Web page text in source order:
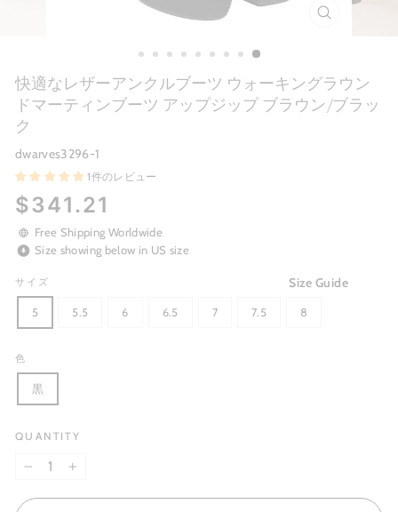
快適なレザーアンクルブーツ ウォーキングラウン
ドマーティンブーツ アップジップ ブラウン/ブラッ
ク
dwarves3296-1
1件のレビュー
Regular
price
$341.21
Free Shipping Worldwide
Size showing below in US size
Size Guide
サイズ
5 5.5 6 6.5 7 7.5 8
色
黒
QUANTITY